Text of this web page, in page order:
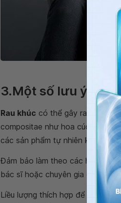
3.Một số lưu ý khi
Rau khúc có thể gây ra phản
compositae như hoa cúc, cúc
các sản phẩm tự nhiên không
Đảm bảo làm theo các hướng
bác sĩ hoặc chuyên gia chăm
Liều lượng thích hợp để sử